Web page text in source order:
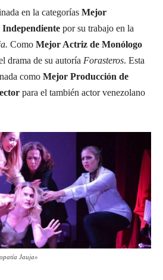
en la categorías Mejor
por su trabajo en la
Como Mejor Actriz de Monólogo
drama de su autoría Forasteros. Esta
como Mejor Producción de
para el también actor venezolano
Jauja»